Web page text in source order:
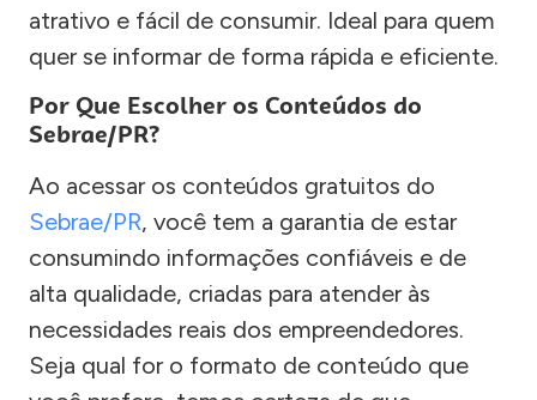
atrativo e fácil de consumir. Ideal para quem
quer se informar de forma rápida e eficiente.
Por Que Escolher os Conteúdos do
Sebrae/PR?
Ao acessar os conteúdos gratuitos do
Sebrae/PR, você tem a garantia de estar
consumindo informações confiáveis e de
alta qualidade, criadas para atender às
necessidades reais dos empreendedores.
Seja qual for o formato de conteúdo que